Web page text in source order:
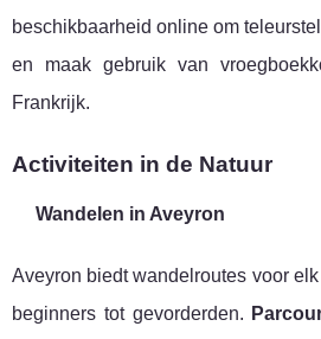
beschikbaarheid online om
en maak gebruik van
Frankrijk.
Activiteiten in de Natuur
Wandelen in Aveyron
Aveyron biedt wandelroutes voor
beginners tot gevorderden.